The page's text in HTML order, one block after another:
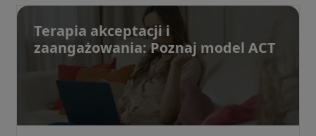
Terapia akceptacji i
zaangażowania: Poznaj model ACT